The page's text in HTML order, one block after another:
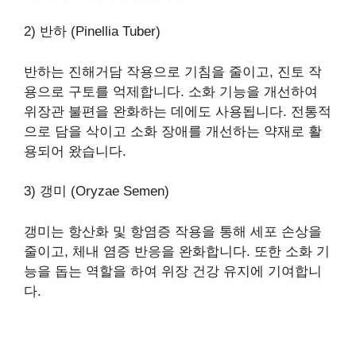
2) 반하 (Pinellia Tuber)
반하는 진해거담 작용으로 기침을 줄이고, 진토 작
용으로 구토를 억제합니다. 소화 기능을 개선하여
위장관 불편을 완화하는 데에도 사용됩니다. 전통적
으로 담을 삭이고 소화 장애를 개선하는 약재로 활
용되어 왔습니다.
3) 갱미 (Oryzae Semen)
갱미는 항산화 및 항염증 작용을 통해 세포 손상을
줄이고, 체내 염증 반응을 완화합니다. 또한 소화 기
능을 돕는 역할을 하여 위장 건강 유지에 기여합니
다.